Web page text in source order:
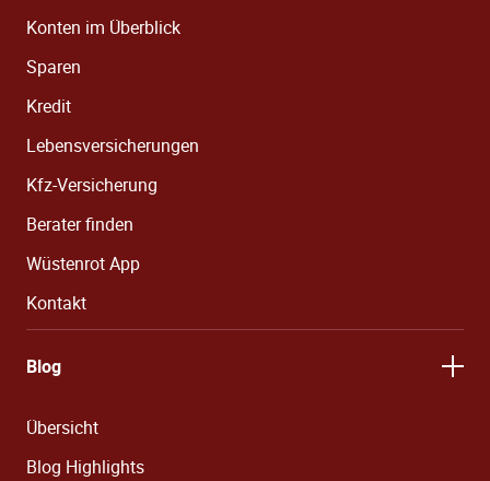
Konten im Überblick
Sparen
Kredit
Lebensversicherungen
Kfz-Versicherung
Berater finden
Wüstenrot App
Kontakt
Blog
Übersicht
Blog Highlights